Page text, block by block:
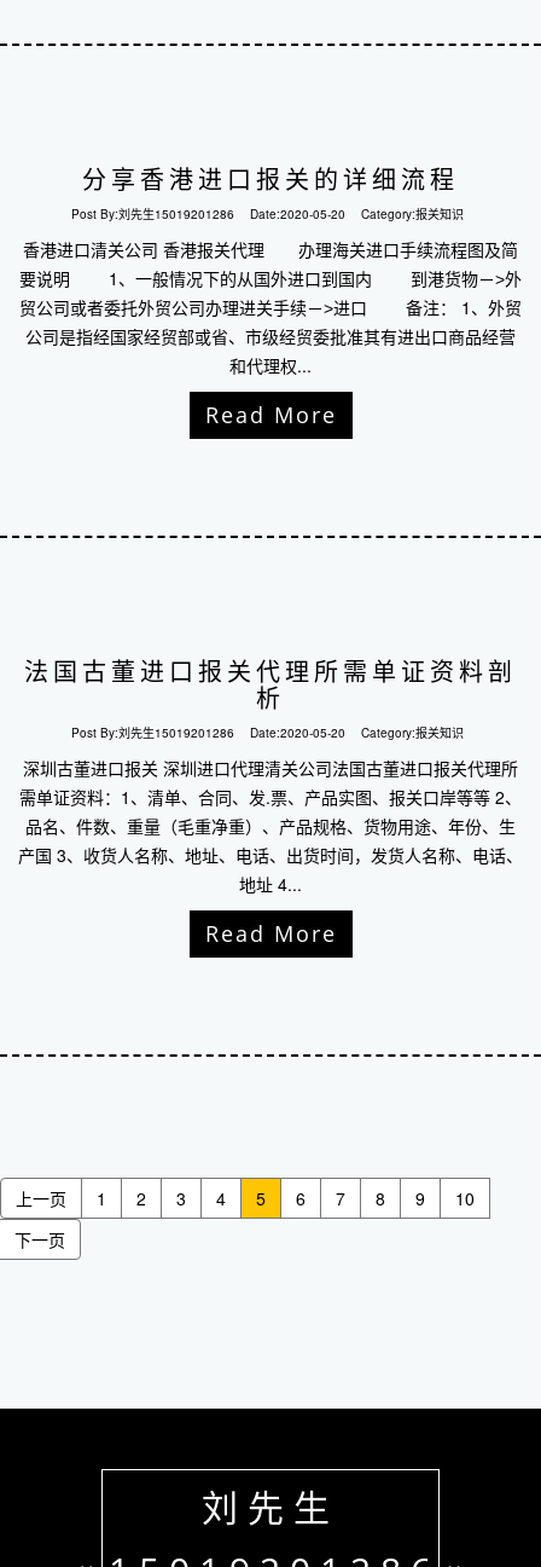
分享香港进口报关的详细流程
Post By:刘先生15019201286 Date:2020-05-20 Category:报关知识
香港进口清关公司 香港报关代理 办理海关进口手续流程图及简
要说明 1、一般情况下的从国外进口到国内 到港货物－˃外
贸公司或者委托外贸公司办理进关手续－˃进口 备注： 1、外贸
公司是指经国家经贸部或省、市级经贸委批准其有进出口商品经营
和代理权...
Read More
法国古董进口报关代理所需单证资料剖
析
Post By:刘先生15019201286 Date:2020-05-20 Category:报关知识
深圳古董进口报关 深圳进口代理清关公司法国古董进口报关代理所
需单证资料：1、清单、合同、发.票、产品实图、报关口岸等等 2、
品名、件数、重量（毛重净重）、产品规格、货物用途、年份、生
产国 3、收货人名称、地址、电话、出货时间，发货人名称、电话、
地址 4...
Read More
上一页 1 2 3 4 5 6 7 8 9
10
下一页
刘先生